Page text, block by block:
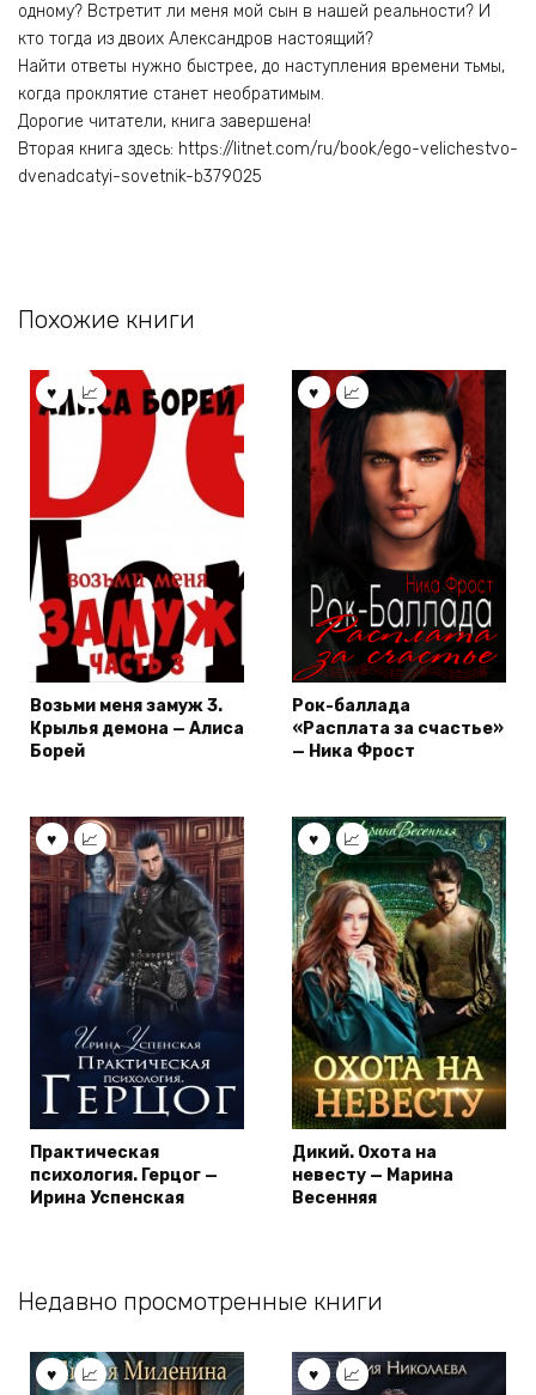
одному? Встретит ли меня мой сын в нашей реальности? И
кто тогда из двоих Александров настоящий?
Найти ответы нужно быстрее, до наступления времени тьмы,
когда проклятие станет необратимым.
Дорогие читатели, книга завершена!
Вторая книга здесь: https://litnet.com/ru/book/ego-velichestvo-
dvenadcatyi-sovetnik-b379025
Похожие книги
Возьми меня замуж 3.
Крылья демона — Алиса
Борей
Рок-баллада
«Расплата за счастье»
— Ника Фрост
Практическая
психология. Герцог —
Ирина Успенская
Дикий. Охота на
невесту — Марина
Весенняя
Недавно просмотренные книги